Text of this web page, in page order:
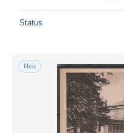
Status
Neu